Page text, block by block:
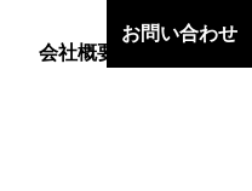
会社概要
お問い合わせ